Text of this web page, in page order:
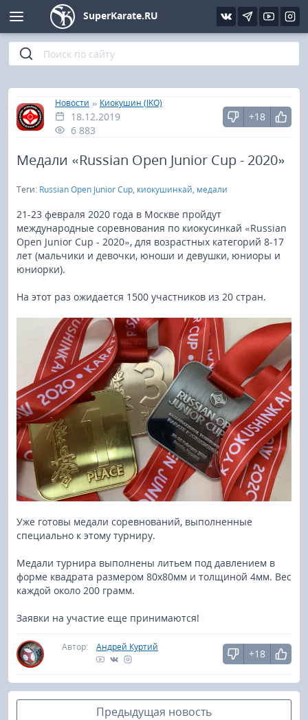
SuperKarate.RU
Главная
»
Новости » Киокушин (IKO)
18.12.2019
6 883
+18
Медали «Russian Open Junior Cup - 2020»
Теги: Russian Open Junior Cup, киокушинкай, медали
21-23 февраля 2020 года в Москве пройдут
международные соревнования по киокусинкай «Russian
Open Junior Cup - 2020», для возрастных категорий 8-17
лет (мальчики и девочки, юноши и девушки, юниоры и
юниорки).
На этот раз ожидается 1500 участников из 20 стран.
Уже готовы медали соревнований, выполненные
специально к этому турниру.
Медали турнира выполнены литьем под давлением в
форме квадрата размером 80х80мм и толщиной 4мм. Вес
каждой около 200 грамм.
Заявки на участие еще принимаются!
Автор: Андрей Куртий
+18
Предыдущая новость
Киокушинкай
Кёкусин (IFK)
Шинкиокушинкай
Кекусин-кан
Кикбоксинг и K-1
Бокс
UFC и MMA
Муай тай
Фото
Видео
Интервью
Статьи
Уроки каратэ
Файлы
Библиотека